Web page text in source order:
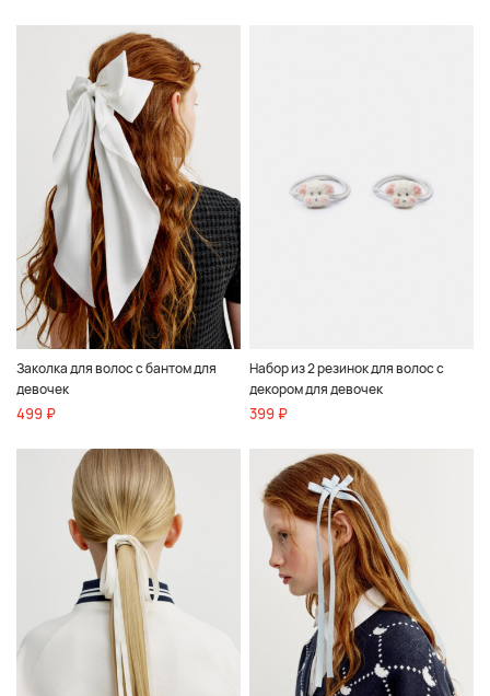
Заколка для волос с бантом для
девочек
499 ₽
Набор из 2 резинок для волос с
декором для девочек
399 ₽